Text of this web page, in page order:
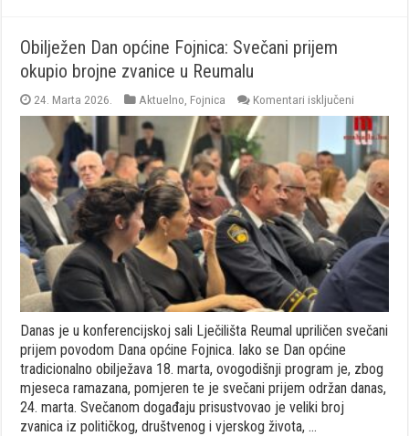
Obilježen Dan općine Fojnica: Svečani prijem
okupio brojne zvanice u Reumalu
24. Marta 2026. Aktuelno Fojnica Komentari isključeni
Obilježen
Dan
općine
Fojnica:
Svečani
prijem
okupio
brojne
zvanice
u
Reumalu
Danas je u konferencijskoj sali Lječilišta Reumal upriličen svečani
prijem povodom Dana općine Fojnica. Iako se Dan općine
tradicionalno obilježava 18. marta, ovogodišnji program je, zbog
mjeseca ramazana, pomjeren te je svečani prijem održan danas,
24. marta. Svečanom događaju prisustvovao je veliki broj
zvanica iz političkog, društvenog i vjerskog života, …